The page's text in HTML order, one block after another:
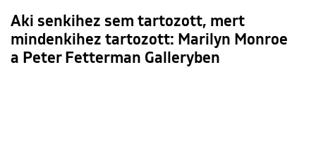
Aki senkihez sem tartozott, mert
mindenkihez tartozott: Marilyn Monroe
a Peter Fetterman Galleryben